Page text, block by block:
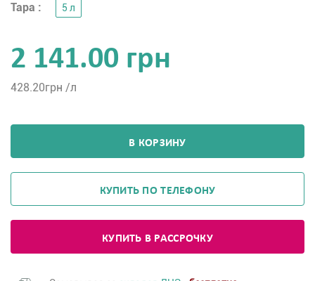
Тара : 5 л
2 141.00 грн
428.20грн /л
В КОРЗИНУ
КУПИТЬ ПО ТЕЛЕФОНУ
КУПИТЬ В РАССРОЧКУ